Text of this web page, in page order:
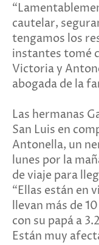
cautelar,
tengamos los
instantes tomé
Victoria y
abogada de la
Las hermanas
San Luis en
Antonella, un
lunes por la
de viaje para
“Ellas están en
llevan más de
con su papá a
Están muy